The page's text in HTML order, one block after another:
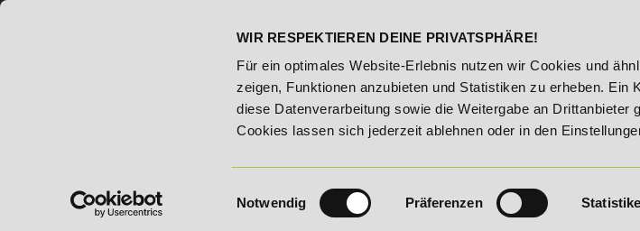
WIR RESPEKTIEREN DEINE PRIVATSPHÄRE!
Für ein optimales Website-Erlebnis nutzen wir Cookies und
zeigen, Funktionen anzubieten und Statistiken zu erheben. Ein
diese Datenverarbeitung sowie die Weitergabe an Drittanbieter
Cookies lassen sich jederzeit ablehnen oder in den
Einwilligungsauswahl
Notwendig Präferenzen
20% Rabatt bis 03.09.2026 - Bildungsroute! 20% Rabatt bis 03.09.2026 - Bildungsroute!